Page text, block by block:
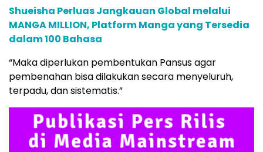
Shueisha Perluas Jangkauan Global melalui
MANGA MILLION, Platform Manga yang Tersedia
dalam 100 Bahasa
“Maka diperlukan pembentukan Pansus agar
pembenahan bisa dilakukan secara menyeluruh,
terpadu, dan sistematis.”